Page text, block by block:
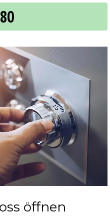
öffnen